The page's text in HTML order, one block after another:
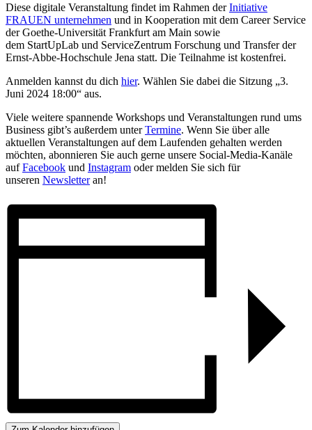
Diese digitale Veranstaltung findet im Rahmen derInitiative
FRAUEN unternehmen und in Kooperation mit dem Career Service
der Goethe-Universität Frankfurt am Main sowie
dem StartUpLab und ServiceZentrum Forschung und Transferder
Ernst-Abbe-Hochschule Jena statt. Die Teilnahme ist kostenfrei.
Anmelden kannst du dich hier. Wählen Sie dabei die Sitzung „3.
Juni 2024 18:00“ aus.
Viele weitere spannende Workshops und Veranstaltungen rund ums
Business gibt’s außerdem unterTermine. Wenn Sie über alle
aktuellen Veranstaltungen auf dem Laufenden gehalten werden
möchten, abonnieren Sie auch gerne unsere Social-Media-Kanäle
aufFacebook und Instagram oder melden Sie sich für
unseren Newsletteran!